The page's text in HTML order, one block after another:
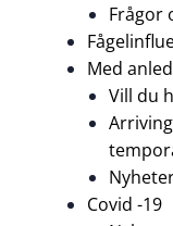
Frågor
Med
Vill du
Covid -19